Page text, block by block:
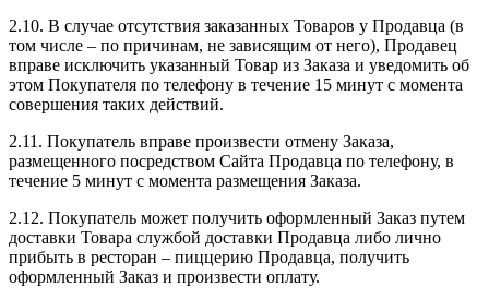
2.10. В случае отсутствия заказанных Товаров у Продавца (в
том числе – по причинам, не зависящим от него), Продавец
вправе исключить указанный Товар из Заказа и уведомить об
этом Покупателя по телефону в течение 15 минут с момента
совершения таких действий.
2.11. Покупатель вправе произвести отмену Заказа,
размещенного посредством Сайта Продавца по телефону, в
течение 5 минут с момента размещения Заказа.
2.12. Покупатель может получить оформленный Заказ путем
доставки Товара службой доставки Продавца либо лично
прибыть в ресторан – пиццерию Продавца, получить
оформленный Заказ и произвести оплату.